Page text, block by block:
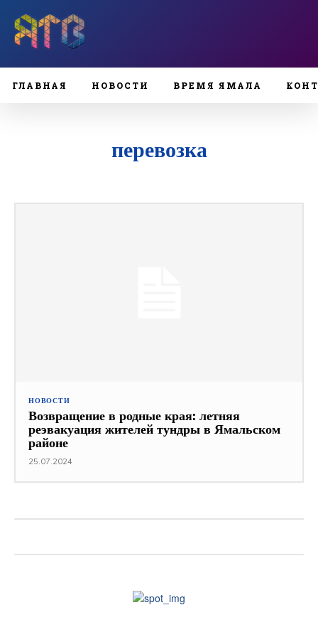
ГЛАВНАЯ НОВОСТИ ВРЕМЯ ЯМАЛА
перевозка
НОВОСТИ
Возвращение в родные края: летняя
реэвакуация жителей тундры в Ямальском
районе
25.07.2024